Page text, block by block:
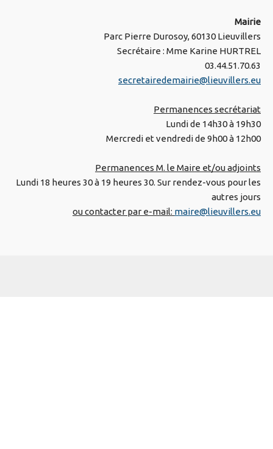
Mairie
Parc Pierre Durosoy, 60130 Lieuvillers
Secrétaire : Mme Karine HURTREL
03.44.51.70.63
secretairedemairie@lieuvillers.eu
Permanences secrétariat
Lundi de 14h30 à 19h30
Mercredi et vendredi de 9h00 à 12h00
Permanences M. le Maire et/ou adjoints
Lundi 18 heures 30 à 19 heures 30. Sur rendez-vous pour les
autres jours
ou contacter par e-mail: maire@lieuvillers.eu